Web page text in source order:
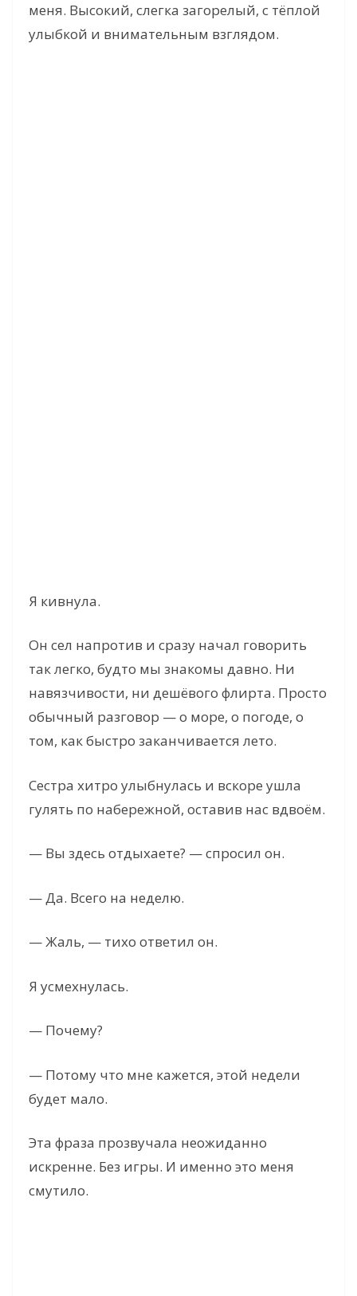
меня. Высокий, слегка загорелый, с тёплой
улыбкой и внимательным взглядом.
Я кивнула.
Он сел напротив и сразу начал говорить
так легко, будто мы знакомы давно. Ни
навязчивости, ни дешёвого флирта. Просто
обычный разговор — о море, о погоде, о
том, как быстро заканчивается лето.
Сестра хитро улыбнулась и вскоре ушла
гулять по набережной, оставив нас вдвоём.
— Вы здесь отдыхаете? — спросил он.
— Да. Всего на неделю.
— Жаль, — тихо ответил он.
Я усмехнулась.
— Почему?
— Потому что мне кажется, этой недели
будет мало.
Эта фраза прозвучала неожиданно
искренне. Без игры. И именно это меня
смутило.